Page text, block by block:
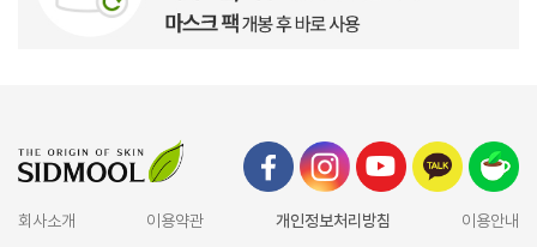
회사소개 이용약관 개인정보처리방침
이용안내